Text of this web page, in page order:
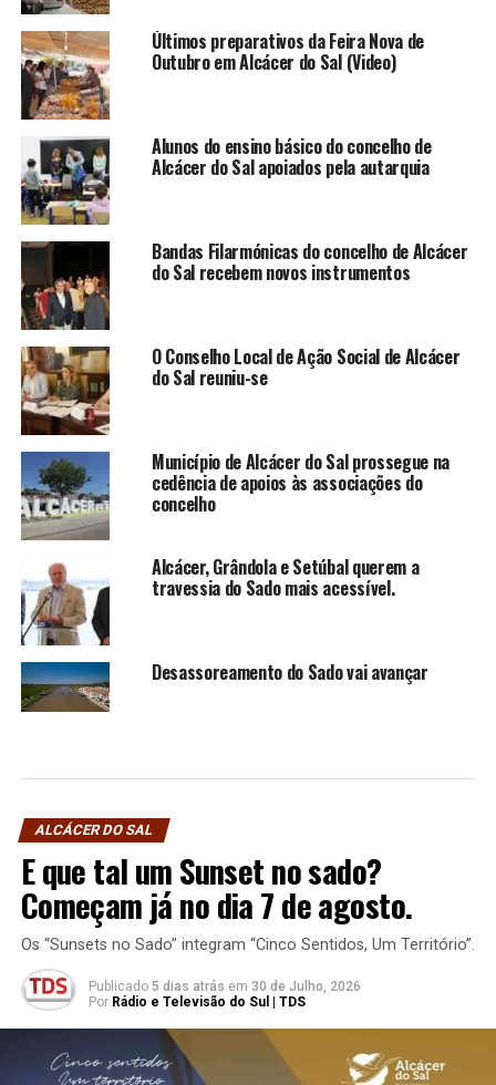
Últimos preparativos da Feira Nova de
Outubro em Alcácer do Sal (Video)
Alunos do ensino básico do concelho de
Alcácer do Sal apoiados pela autarquia
Bandas Filarmónicas do concelho de Alcácer
do Sal recebem novos instrumentos
O Conselho Local de Ação Social de Alcácer
do Sal reuniu-se
Município de Alcácer do Sal prossegue na
cedência de apoios às associações do
concelho
Alcácer, Grândola e Setúbal querem a
travessia do Sado mais acessível.
Desassoreamento do Sado vai avançar
ALCÁCER DO SAL
E que tal um Sunset no sado?
Começam já no dia 7 de agosto.
Os “Sunsets no Sado” integram “Cinco Sentidos, Um Território”.
Publicado 5 dias atrás em 30 de Julho, 2026
Por Rádio e Televisão do Sul | TDS